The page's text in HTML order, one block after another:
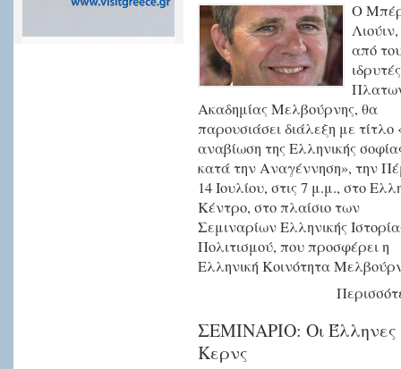
Ο
από
Ακαδημίας Μελβούρνης, θα
παρουσιάσει διάλεξη με τίτλο
αναβίωση της Ελληνικής
κατά την Αναγέννηση», την
14 Ιουλίου, στις 7 μ.μ., στο
Κέντρο, στο πλαίσιο των
Σεμιναρίων Ελληνικής
Πολιτισμού, που προσφέρει η
Ελληνική Κοινότητα
ΣΕΜΙΝΑΡΙΟ: Οι Έλληνες
Κερνς